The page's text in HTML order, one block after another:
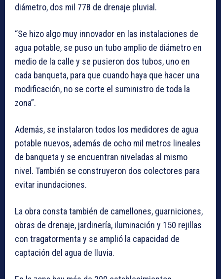
diámetro, dos mil 778 de drenaje pluvial.
“Se hizo algo muy innovador en las instalaciones de
agua potable, se puso un tubo amplio de diámetro en
medio de la calle y se pusieron dos tubos, uno en
cada banqueta, para que cuando haya que hacer una
modificación, no se corte el suministro de toda la
zona”.
Además, se instalaron todos los medidores de agua
potable nuevos, además de ocho mil metros lineales
de banqueta y se encuentran niveladas al mismo
nivel. También se construyeron dos colectores para
evitar inundaciones.
La obra consta también de camellones, guarniciones,
obras de drenaje, jardinería, iluminación y 150 rejillas
con tragatormenta y se amplió la capacidad de
captación del agua de lluvia.